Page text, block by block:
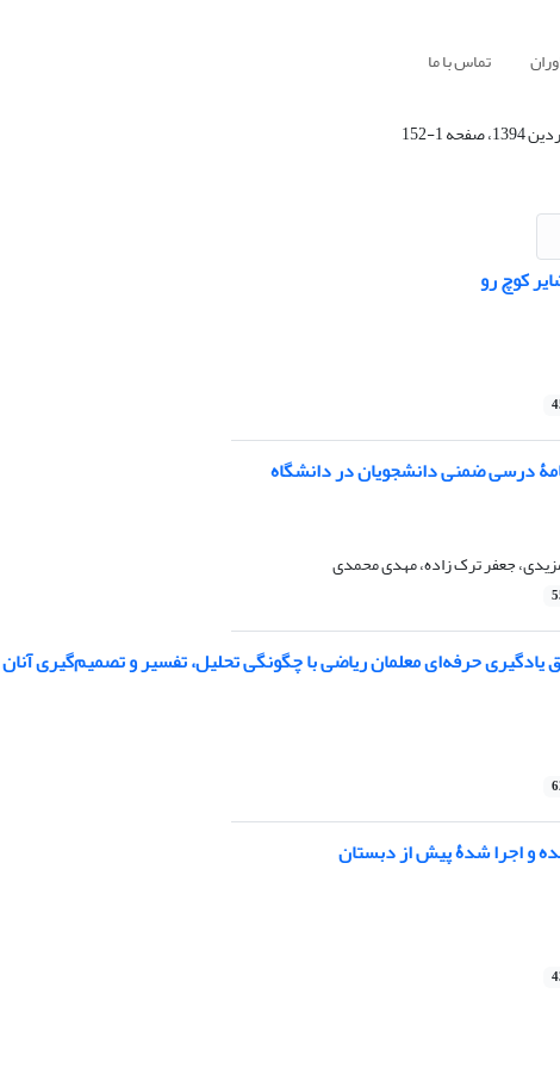
تماس با ما
کوچ رو
‌درسی ضمنی دانشجویان در دانشگاه
جعفر ترک زاده، مهدی محمدی
یادگیری حرفه‌ای معلمان ریاضی با چگونگی تحلیل، تفسیر و تصمیم‌گیری
و اجرا شدۀ پیش از دبستان